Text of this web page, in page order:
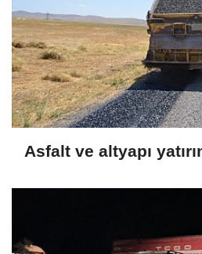
Asfalt ve altyapı